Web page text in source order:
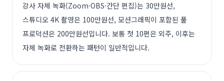
강사 자체 녹화(Zoom·OBS·간단 편집)는 30만원선,
스튜디오 4K 촬영은 100만원선, 모션그래픽이 포함된 풀
프로덕션은 200만원선입니다. 보통 첫 10편은 외주, 이후는
자체 녹화로 전환하는 패턴이 일반적입니다.